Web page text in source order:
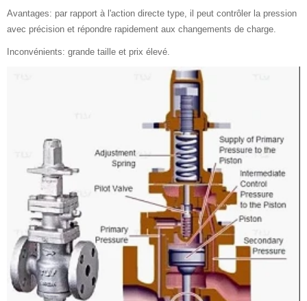
Avantages: par rapport à l'action directe type, il peut contrôler la pression
avec précision et répondre rapidement aux changements de charge.
Inconvénients: grande taille et prix élevé.